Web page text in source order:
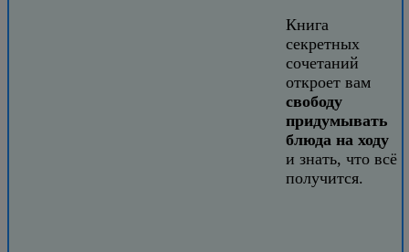
Книга
секретных
сочетаний
откроет вам
свободу
придумывать
блюда на ходу
и знать, что всё
получится.